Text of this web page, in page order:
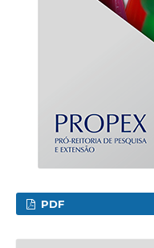
PDF